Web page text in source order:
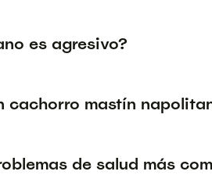
es agresivo?
cachorro mastín
de salud más